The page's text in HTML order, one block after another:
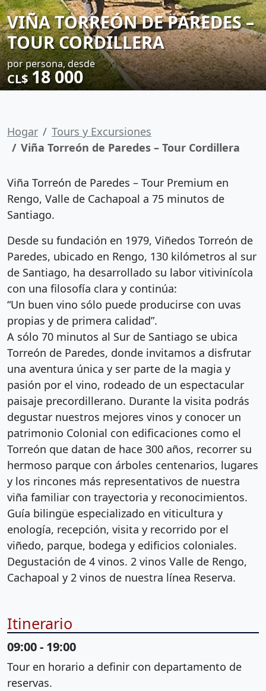
VIÑA TORREÓN DE PAREDES –
TOUR CORDILLERA
por persona, desde
CL$18 000
Hogar
Tours y Excursiones
Viña Torreón de Paredes – Tour Cordillera
Viña Torreón de Paredes – Tour Premium en
Rengo, Valle de Cachapoal a 75 minutos de
Santiago.
Desde su fundación en 1979, Viñedos Torreón de
Paredes, ubicado en Rengo, 130 kilómetros al sur
de Santiago, ha desarrollado su labor vitivinícola
con una filosofía clara y continúa:
“Un buen vino sólo puede producirse con uvas
propias y de primera calidad”.
A sólo 70 minutos al Sur de Santiago se ubica
Torreón de Paredes, donde invitamos a disfrutar
una aventura única y ser parte de la magia y
pasión por el vino, rodeado de un espectacular
paisaje precordillerano. Durante la visita podrás
degustar nuestros mejores vinos y conocer un
patrimonio Colonial con edificaciones como el
Torreón que datan de hace 300 años, recorrer su
hermoso parque con árboles centenarios, lugares
y los rincones más representativos de nuestra
viña familiar con trayectoria y reconocimientos.
Guía bilingüe especializado en viticultura y
enología, recepción, visita y recorrido por el
viñedo, parque, bodega y edificios coloniales.
Degustación de 4 vinos. 2 vinos Valle de Rengo,
Cachapoal y 2 vinos de nuestra línea Reserva.
Itinerario
09:00 - 19:00
Tour en horario a definir con departamento de
reservas.